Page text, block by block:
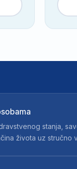
stanja,
života uz stručno